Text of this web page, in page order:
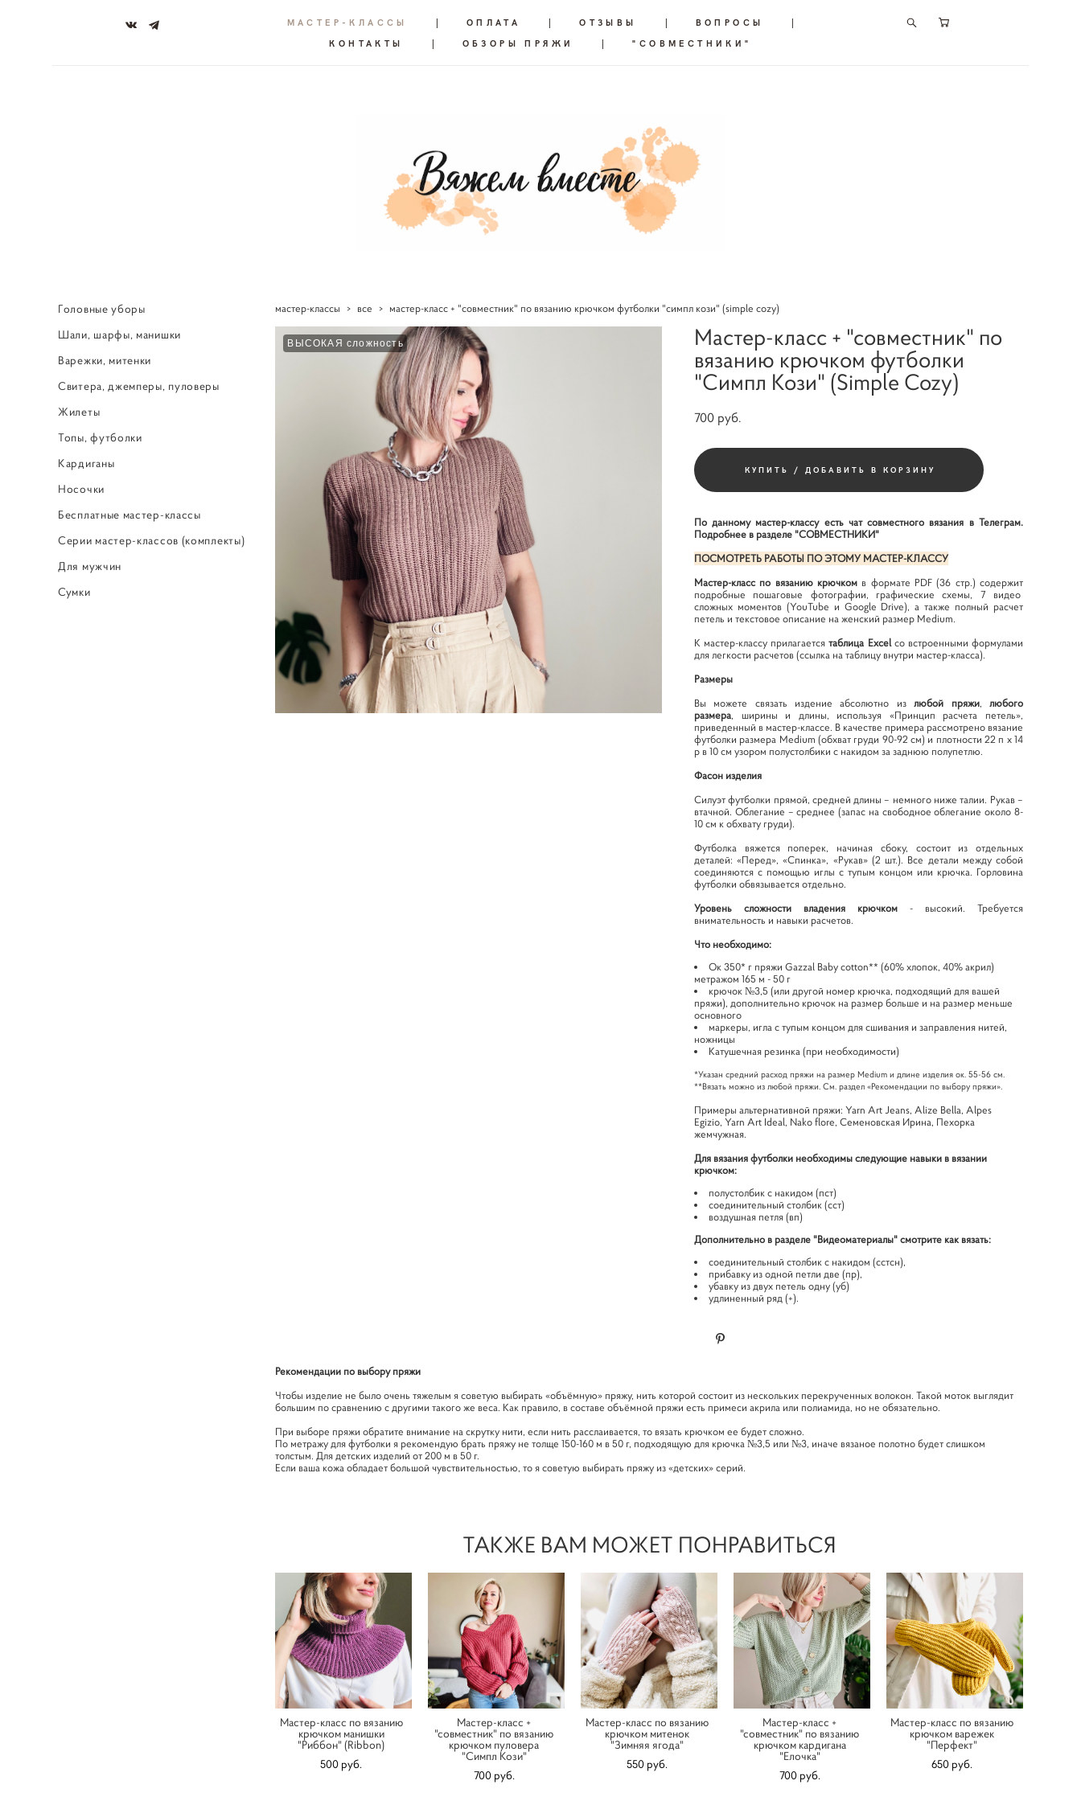
МАСТЕР-КЛАССЫ | ОПЛАТА | ОТЗЫВЫ | ВОПРОСЫ
|
КОНТАКТЫ
| ОБЗОРЫ ПРЯЖИ | "СОВМЕСТНИКИ"
Головные уборы
Шали, шарфы, манишки
Варежки, митенки
Свитера, джемперы, пуловеры
Жилеты
Топы, футболки
Кардиганы
Носочки
Бесплатные мастер-классы
Серии мастер-классов (комплекты)
Для мужчин
Сумки
мастер-классы > все > мастер-класс + "совместник" по вязанию крючком футболки "симпл кози" (simple cozy)
ВЫСОКАЯ сложность
Мастер-класс + "совместник" по
вязанию крючком футболки
"Симпл Кози" (Simple Cozy)
700 pуб.
КУПИТЬ / ДОБАВИТЬ В КОРЗИНУ
По данному мастер-классу есть чат совместного вязания в Телеграм.
Подробнее в разделе "СОВМЕСТНИКИ"
ПОСМОТРЕТЬ РАБОТЫ ПО ЭТОМУ МАСТЕР-КЛАССУ
Мастер-класс по вязанию крючкомв формате PDF (36 стр.) содержит
подробные пошаговые фотографии, графические схемы, 7 видео
сложных моментов (YouTube и Google Drive), а также полный расчет
петель и текстовое описание на женский размер Medium.
К мастер-классу прилагаетсятаблица Excelсо встроенными формулами
для легкости расчетов (ссылка на таблицу внутри мастер-класса).
Размеры
Вы можете связать издение абсолютно излюбой пряжи,любого
размера, ширины и длины, используя «Принцип расчета петель»,
приведенный в мастер-классе. В качестве примера рассмотрено вязание
футболки размера Medium (обхват груди 90-92 см) и плотности 22 п х 14
р в 10 см узором полустолбики с накидом за заднюю полупетлю.
Фасон изделия
Силуэт футболки прямой, средней длины – немного ниже талии. Рукав –
втачной. Облегание – среднее (запас на свободное облегание около 8-
10 см к обхвату груди).
Футболка вяжется поперек, начиная сбоку, состоит из отдельных
деталей: «Перед», «Спинка», «Рукав» (2 шт.). Все детали между собой
соединяются с помощью иглы с тупым концом или крючка. Горловина
футболки обвязывается отдельно.
Уровень сложности владения крючком- высокий. Требуется
внимательность и навыки расчетов.
Что необходимо:
Ок 350* г пряжи Gazzal Baby cotton** (60% хлопок, 40% акрил)
метражом 165 м - 50 г
крючок №3,5 (или другой номер крючка, подходящий для вашей
пряжи), дополнительно крючок на размер больше и на размер меньше
основного
маркеры, игла с тупым концом для сшивания и заправления нитей,
ножницы
Катушечная резинка (при необходимости)
*Указан средний расход пряжи на размер Medium и длине изделия ок. 55-56 см.
**Вязать можно из любой пряжи. См. раздел «Рекомендации по выбору пряжи».
Примеры альтернативной пряжи: Yarn Art Jeans, Alize Bella, Alpes
Egizio, Yarn Art Ideal, Nako flore, Семеновская Ирина, Пехорка
жемчужная.
Для вязания футболки необходимы следующие навыки в вязании
крючком:
полустолбик с накидом (пст)
соединительный столбик (сст)
воздушная петля (вп)
Дополнительно в разделе "Видеоматериалы" смотрите как вязать:
соединительный столбик с накидом (сстсн),
прибавку из одной петли две (пр),
убавку из двух петель одну (уб)
удлиненный ряд (+).
Рекомендации по выбору пряжи
Чтобы изделие не было очень тяжелым я советую выбирать «объёмную» пряжу, нить которой состоит из нескольких перекрученных волокон. Такой моток выглядит
большим по сравнению с другими такого же веса. Как правило, в составе объёмной пряжи есть примеси акрила или полиамида, но не обязательно.
При выборе пряжи обратите внимание на скрутку нити, если нить расслаивается, то вязать крючком ее будет сложно.
По метражу для футболки я рекомендую брать пряжу не толще 150-160 м в 50 г, подходящую для крючка №3,5 или №3, иначе вязаное полотно будет слишком
толстым. Для детских изделий от 200 м в 50 г.
Если ваша кожа обладает большой чувствительностью, то я советую выбирать пряжу из «детских» серий.
ТАКЖЕ ВАМ МОЖЕТ ПОНРАВИТЬСЯ
Мастер-класс по вязанию
крючком манишки
"Риббон" (Ribbon)
500 pуб.
Мастер-класс +
"совместник" по вязанию
крючком пуловера
"Симпл Кози"
700 pуб.
Мастер-класс по вязанию
крючком митенок
"Зимняя ягода"
550 pуб.
Мастер-класс +
"совместник" по вязанию
крючком кардигана
"Елочка"
700 pуб.
Мастер-класс по вязанию
крючком варежек
"Перфект"
650 pуб.